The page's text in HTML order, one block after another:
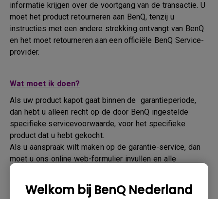
Welkom bij BenQ Nederland
informatie krijgen over de voortgang van de transactie. U
moet het product retourneren aan BenQ, tenzij u
instructies met een andere strekking ontvangt van BenQ
en het moet retourneren aan een officiële BenQ Service-
provider.
Wat moet ik doen?
Als uw product kapot gaat binnen de garantieperiode,
dan hebt u alleen recht op de door BenQ ingestelde
specifieke servicevoorwaarde, voor het specifieke
product dat u hebt gekocht.
Als u aanspraak wilt maken op de garantie-service, dan
moet u ons online web-formulier invullen en alle
noodzakelijke informatie over uw product en het defect
verstrekken en uw contactgegevens doorgeven. U kunt
dit doen op www.benq.eu of op de BenQ-website van uw